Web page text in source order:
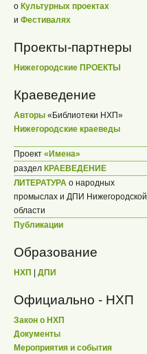
о Культурных проектах
и Фестивалях
Проекты-партнеры
Нижегородские ПРОЕКТЫ
Краеведение
Авторы «Библиотеки НХП»
Нижегородские краеведы
Проект «Имена»
раздел КРАЕВЕДЕНИЕ
ЛИТЕРАТУРА о народных
промыслах и ДПИ Нижегородской
области
Публикации
Образование
НХП | ДПИ
Официально - НХП
Закон о НХП
Документы
Мероприятия и события